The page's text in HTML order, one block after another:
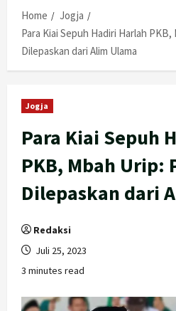
Home
Jogja
Para Kiai Sepuh Hadiri Harlah
Dilepaskan dari Alim Ulama
Jogja
Para Kiai Sepuh
PKB, Mbah Urip:
Dilepaskan dari
Redaksi
Juli 25, 2023
3 minutes read